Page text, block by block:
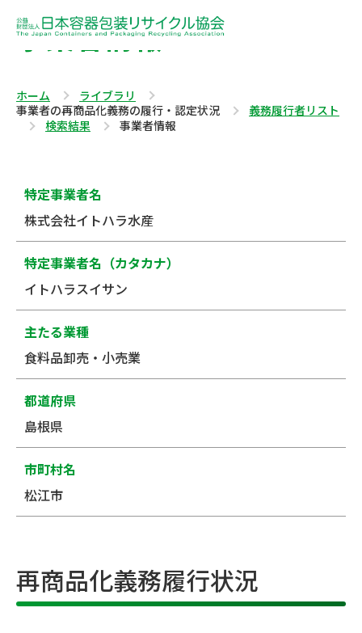
事業者情報
ホーム
ライブラリ
事業者の再商品化義務の履行・認定状況
義務履行者リスト
検索結果
事業者情報
特定事業者名
株式会社イトハラ水産
特定事業者名（カタカナ）
イトハラスイサン
主たる業種
食料品卸売・小売業
都道府県
島根県
市町村名
松江市
再商品化義務履行状況